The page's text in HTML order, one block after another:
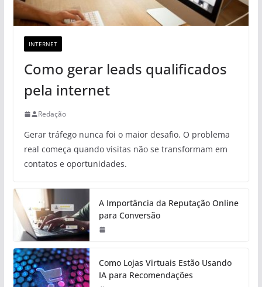
INTERNET
Como gerar leads qualificados
pela internet
Redação
Gerar tráfego nunca foi o maior desafio. O problema
real começa quando visitas não se transformam em
contatos e oportunidades.
A Importância da Reputação Online
para Conversão
Como Lojas Virtuais Estão Usando
IA para Recomendações